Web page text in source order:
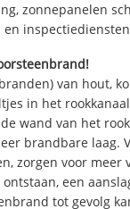
zonnepanelen
van hout,
in het
wand van het
brandbare laag.
zorgen voor meer
ontstaan, een
tot gevolg